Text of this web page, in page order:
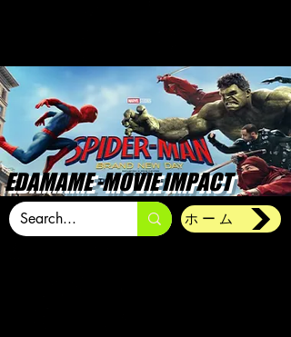
EDAMAME -MOVIE IMPACT
ホーム